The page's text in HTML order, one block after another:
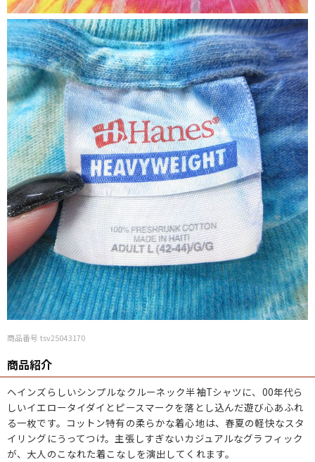
お客様の声
レビュー1万件突破
お気に入りリスト
会員登録
メルマガ登録
会社概要
店舗一覧
古着卸売
特定商取引法に基づく表示
プライバシーポリシー
お問い合わせ
商品番号 tsv25043170
商品紹介
ヘインズらしいシンプルなクルーネック半袖Tシャツに、00年代ら
しいイエロータイダイとピースマークを落とし込んだ遊び心あふれ
る一枚です。コットン特有の柔らかな着心地は、春夏の軽快なスタ
イリングにうってつけ。主張しすぎないカジュアルなグラフィック
が、大人のこなれた着こなしを演出してくれます。